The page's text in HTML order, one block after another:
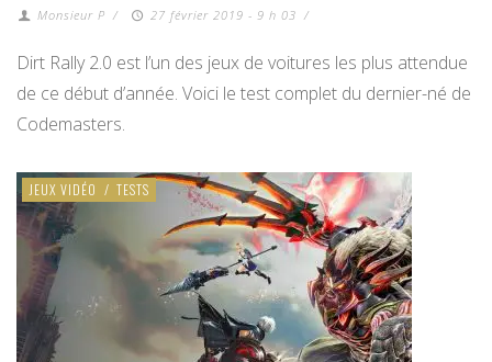
Monsieur P / 27 février 2019 - 9 h 03 /
Dirt Rally 2.0 est l’un des jeux de voitures les plus attendue
de ce début d’année. Voici le test complet du dernier-né de
Codemasters.
JEUX VIDÉO / TESTS